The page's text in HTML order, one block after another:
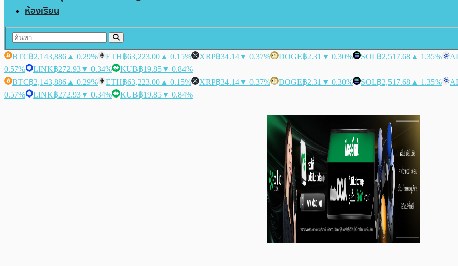
ห้องเรียน
BTC฿2,143,886 ▲ 0.29% ETH฿63,223.00 ▲ 0.15% XRP฿34.14▼ 0.37% DOGE฿2.31 ▼ 0.30% SOL฿2,517.68 ▲ 1.35%
0.57%
LINK฿272.93▼ 0.34% KUB฿19.85▼ 0.84%
BTC฿2,143,886 ▲ 0.29% ETH฿63,223.00 ▲ 0.15% XRP฿34.14▼ 0.37% DOGE฿2.31 ▼ 0.30% SOL฿2,517.68 ▲ 1.35%
0.57%
LINK฿272.93▼ 0.34% KUB฿19.85▼ 0.84%